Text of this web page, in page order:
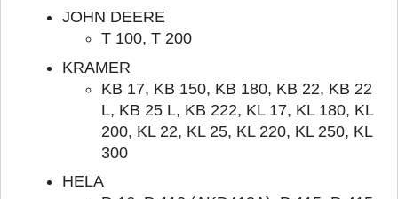
JOHN DEERE
T 100, T 200
KRAMER
KB 17, KB 150, KB 180, KB 22, KB 22
L, KB 25 L, KB 222, KL 17, KL 180, KL
200, KL 22, KL 25, KL 220, KL 250, KL
300
HELA